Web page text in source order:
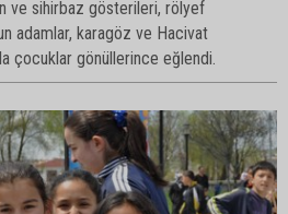
adamlar, karagöz ve Hacivat
çocuklar gönüllerince eğlendi.